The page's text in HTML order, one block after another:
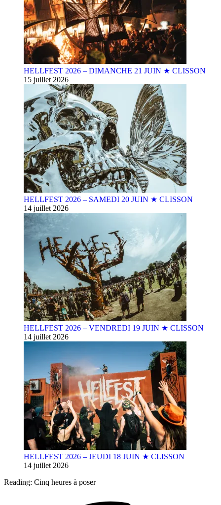
HELLFEST 2026 – DIMANCHE 21 JUIN ★ CLISSON
15 juillet 2026
HELLFEST 2026 – SAMEDI 20 JUIN ★ CLISSON
14 juillet 2026
HELLFEST 2026 – VENDREDI 19 JUIN ★ CLISSON
14 juillet 2026
HELLFEST 2026 – JEUDI 18 JUIN ★ CLISSON
14 juillet 2026
Reading: Cinq heures à poser